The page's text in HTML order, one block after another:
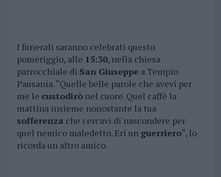
I funerali saranno celebrati questo
pomeriggio, alle 15:30, nella chiesa
parrocchiale di San Giuseppea Tempio
Pausania. “Quelle belle parole che avevi per
me le custodirònel cuore. Quel caffè la
mattina insieme nonostante la tua
sofferenza che cercavi di nascondere per
quel nemico maledetto. Eri un guerriero“, lo
ricorda un altro amico.